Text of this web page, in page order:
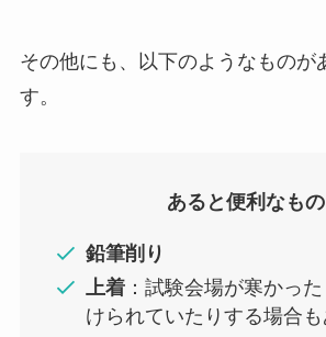
その他にも、以下のようなものが
す。
あると便利なもの
鉛筆削り
上着 ：試験会場が寒かっ
けられていたりする場合も